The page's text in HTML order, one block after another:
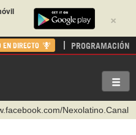
×
EN DIRECTO PROGRAMACIÓN
Nexolatino.Canal